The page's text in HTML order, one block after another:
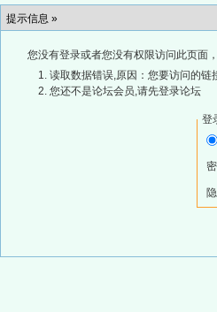
提示信息 »
您没有登录或者您没有权限访问此页面
读取数据错误,原因：您要访问的
您还不是论坛会员,请先登录论坛
登